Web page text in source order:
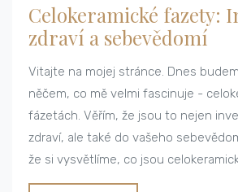
Celokeramické fazety:
zdraví a sebevědomí
Vitajte na mojej stránce. Dnes
něčem, co mě velmi fascinuje -
fázetách. Věřím, že jsou to nejen
zdraví, ale také do vašeho
že si vysvětlíme, co jsou
fungují a proč je mohou považovat